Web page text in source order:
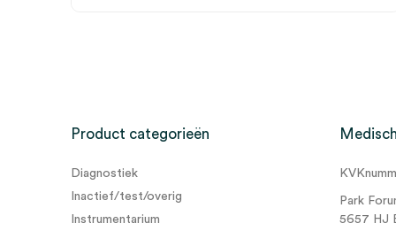
Product categorieën
Diagnostiek
Inactief/test/overig
Instrumentarium
Park
5657 HJ